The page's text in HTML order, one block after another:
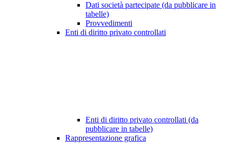
Dati società partecipate (da pubblicare in
tabelle)
Provvedimenti
Enti di diritto privato controllati
Enti di diritto privato controllati (da
pubblicare in tabelle)
Rappresentazione grafica